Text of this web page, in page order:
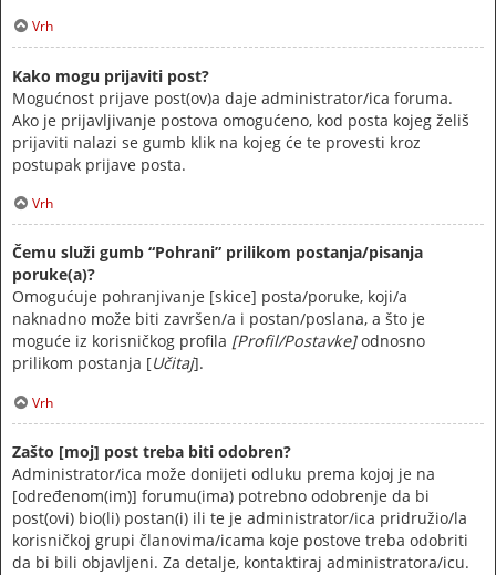
Vrh
Kako mogu prijaviti post?
Mogućnost prijave post(ov)a daje administrator/ica foruma.
Ako je prijavljivanje postova omogućeno, kod posta kojeg želiš
prijaviti nalazi se gumb klik na kojeg će te provesti kroz
postupak prijave posta.
Vrh
Čemu služi gumb “Pohrani” prilikom postanja/pisanja
poruke(a)?
Omogućuje pohranjivanje [skice] posta/poruke, koji/a
naknadno može biti završen/a i postan/poslana, a što je
moguće iz korisničkog profila [Profil/Postavke]odnosno
prilikom postanja [Učitaj].
Vrh
Zašto [moj] post treba biti odobren?
Administrator/ica može donijeti odluku prema kojoj je na
[određenom(im)] forumu(ima) potrebno odobrenje da bi
post(ovi) bio(li) postan(i) ili te je administrator/ica pridružio/la
korisničkoj grupi članovima/icama koje postove treba odobriti
da bi bili objavljeni. Za detalje, kontaktiraj administratora/icu.